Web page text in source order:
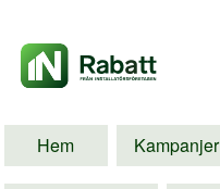
Hem Kampanjer